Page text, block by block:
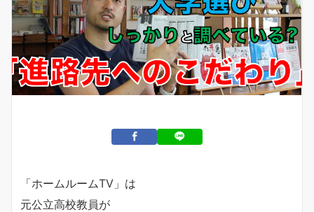
「ホームルームTV」は
元公立高校教員が